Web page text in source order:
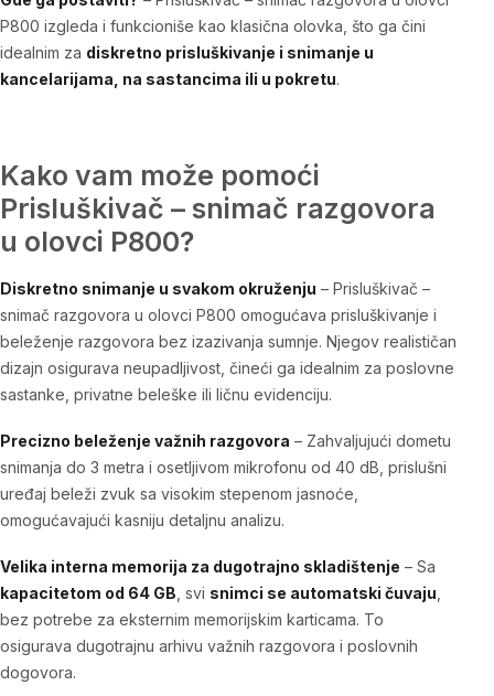
P800 izgleda i funkcioniše kao klasična olovka, što ga čini
idealnim za diskretno prisluškivanje i snimanje u
kancelarijama, na sastancima ili u pokretu.
Kako vam može pomoći
Prisluškivač – snimač razgovora
u olovci P800?
Diskretno snimanje u svakom okruženju – Prisluškivač –
snimač razgovora u olovci P800 omogućava prisluškivanje i
beleženje razgovora bez izazivanja sumnje. Njegov realističan
dizajn osigurava neupadljivost, čineći ga idealnim za poslovne
sastanke, privatne beleške ili ličnu evidenciju.
Precizno beleženje važnih razgovora – Zahvaljujući dometu
snimanja do 3 metra i osetljivom mikrofonu od 40 dB, prislušni
uređaj beleži zvuk sa visokim stepenom jasnoće,
omogućavajući kasniju detaljnu analizu.
Velika interna memorija za dugotrajno skladištenje – Sa
kapacitetom od 64 GB , svi snimci se automatski čuvaju
bez potrebe za eksternim memorijskim karticama. To
osigurava dugotrajnu arhivu važnih razgovora i poslovnih
dogovora.